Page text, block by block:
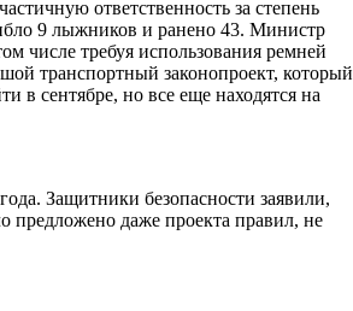
ответственность за степень
9 лыжников и ранено 43. Министр
числе требуя использования ремней
транспортный законопроект, который
сентябре, но все еще находятся на
Защитники безопасности заявили,
предложено даже проекта правил, не